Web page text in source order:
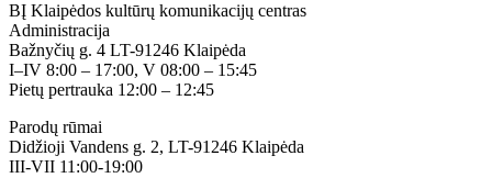
BĮ Klaipėdos kultūrų komunikacijų centras
Administracija
Bažnyčių g. 4 LT-91246 Klaipėda
I–IV 8:00 – 17:00, V 08:00 – 15:45
Pietų pertrauka 12:00 – 12:45
Parodų rūmai
Didžioji Vandens g. 2, LT-91246 Klaipėda
III-VII 11:00-19:00